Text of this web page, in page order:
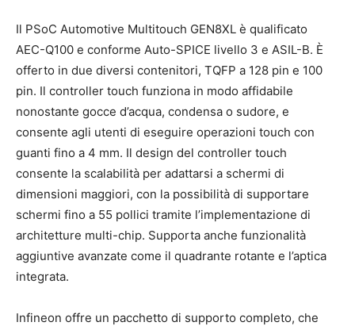
Il PSoC Automotive Multitouch GEN8XL è qualificato
AEC-Q100 e conforme Auto-SPICE livello 3 e ASIL-B. È
offerto in due diversi contenitori, TQFP a 128 pin e 100
pin. Il controller touch funziona in modo affidabile
nonostante gocce d’acqua, condensa o sudore, e
consente agli utenti di eseguire operazioni touch con
guanti fino a 4 mm. Il design del controller touch
consente la scalabilità per adattarsi a schermi di
dimensioni maggiori, con la possibilità di supportare
schermi fino a 55 pollici tramite l’implementazione di
architetture multi-chip. Supporta anche funzionalità
aggiuntive avanzate come il quadrante rotante e l’aptica
integrata.
Infineon offre un pacchetto di supporto completo, che